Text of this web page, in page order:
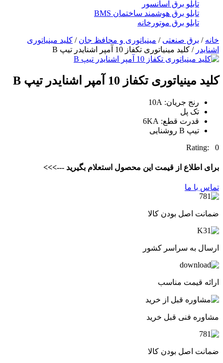
تابلو برق آسانسور
تابلو برق هوشمند ساختمان BMS
تابلو برق موتورخانه
خانه / برق صنعتی / مینیاتوری و محافظ جان / کلید مینیاتوری
اشنایدر / کلید مینیاتوری تکفاز 10 آمپر اشنایدر تیپ B
کلید مینیاتوری تکفاز 10 آمپر اشنایدر تیپ B
رنج جریان: 10A
تک پل
قدرت قطع: 6KA
تیپ B روشنایی
Rating: 0
برای اطلاع از قیمت این محصول استعلام بگیرید --->>>
تماس با ما
ضمانت اصل بودن کالا
ارسال به سراسر کشور
ارائه قیمت مناسب
مشاوره فنی قبل خرید
ضمانت اصل بودن کالا